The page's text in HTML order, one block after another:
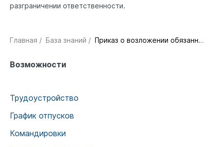
разграничении ответственности.
Главная / База знаний / Приказ о возложении обязанностей
Возможности
Трудоустройство
График отпусков
Командировки